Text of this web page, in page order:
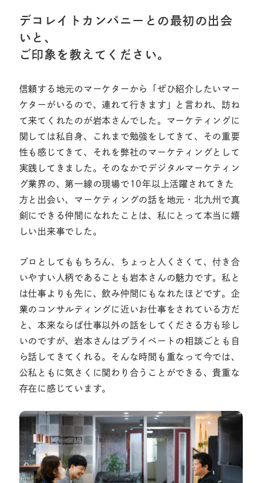
デコレイトカンパニーとの最初の出会
いと、
ご印象を教えてください。
信頼する地元のマーケターから「ぜひ紹介したいマー
ケターがいるので、連れて行きます」と言われ、訪ね
て来てくれたのが岩本さんでした。マーケティングに
関しては私自身、これまで勉強をしてきて、その重要
性も感じてきて、それを弊社のマーケティングとして
実践してきました。そのなかでデジタルマーケティン
グ業界の、第一線の現場で10年以上活躍されてきた
方と出会い、マーケティングの話を地元・北九州で真
剣にできる仲間になれたことは、私にとって本当に嬉
しい出来事でした。
プロとしてももちろん、ちょっと人くさくて、付き合
いやすい人柄であることも岩本さんの魅力です。私と
は仕事よりも先に、飲み仲間にもなれたほどです。企
業のコンサルティングに近いお仕事をされている方だ
と、本来ならば仕事以外の話をしてくださる方も珍し
いのですが、岩本さんはプライベートの相談ごとも自
ら話してきてくれる。そんな時間も重なって今では、
公私ともに気さくに関わり合うことができる、貴重な
存在に感じています。